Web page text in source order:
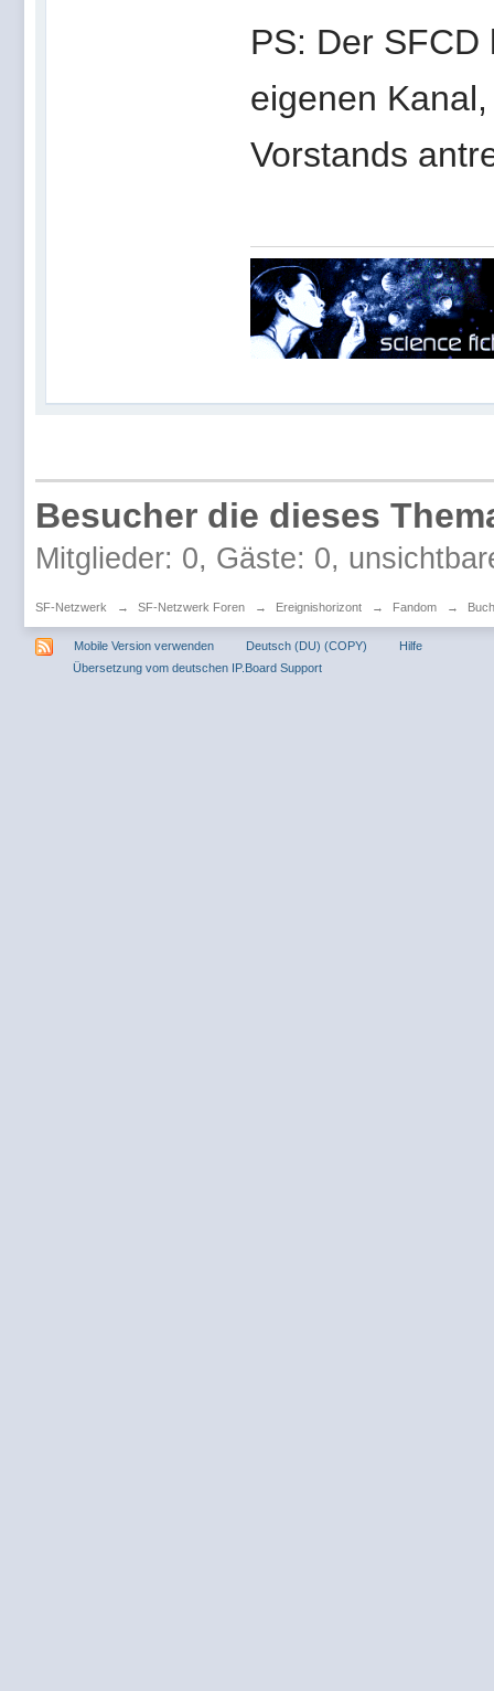
PS: Der
eigenen
Vorstands
Besucher die dieses
Mitglieder: 0, Gäste: 0,
SF-Netzwerk → SF-Netzwerk Foren → Ereignishorizont → Fandom →
Mobile Version verwenden Deutsch (DU) (COPY)
Hilfe
Übersetzung vom deutschen IP.Board Support